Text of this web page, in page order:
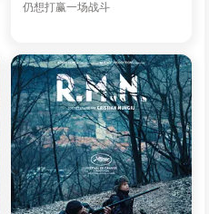
仍想打赢一场战斗